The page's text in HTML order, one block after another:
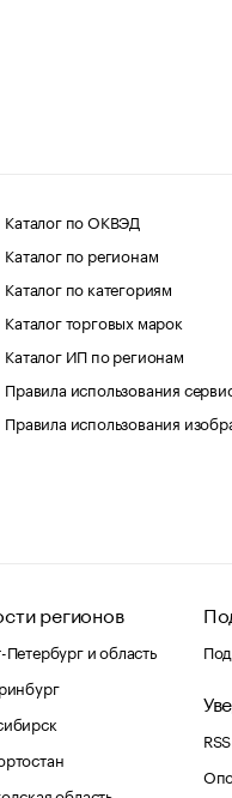
Каталог по ОКВЭД
Каталог по регионам
Каталог по категориям
Каталог торговых марок
Каталог ИП по регионам
Правила использования
Правила использования
регионов
Петербург и область